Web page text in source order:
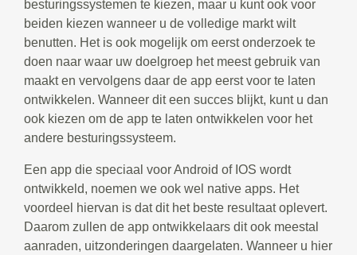
besturingssystemen te kiezen, maar u kunt ook voor
beiden kiezen wanneer u de volledige markt wilt
benutten. Het is ook mogelijk om eerst onderzoek te
doen naar waar uw doelgroep het meest gebruik van
maakt en vervolgens daar de app eerst voor te laten
ontwikkelen. Wanneer dit een succes blijkt, kunt u dan
ook kiezen om de app te laten ontwikkelen voor het
andere besturingssysteem.
Een app die speciaal voor Android of IOS wordt
ontwikkeld, noemen we ook wel native apps. Het
voordeel hiervan is dat dit het beste resultaat oplevert.
Daarom zullen de app ontwikkelaars dit ook meestal
aanraden, uitzonderingen daargelaten. Wanneer u hier